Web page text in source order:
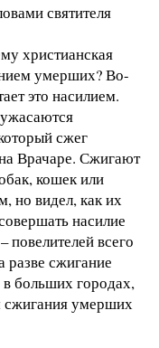
святителя
христианская
умерших? Во-
это насилием.
сжег
Врачаре. Сжигают
кошек или
но видел, как их
насилие
всего
разве сжигание
больших городах,
сжигания умерших